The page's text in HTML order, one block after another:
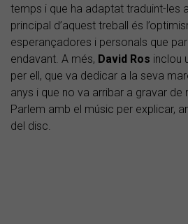
temps i que ha adaptat traduint-les
principal d’aquest treball és
esperançadores i personals que
endavant. A més, David Ros inclou
per ell, que va dedicar a la seva
anys i que no va arribar a gravar de
Parlem amb el músic per explicar,
del disc.